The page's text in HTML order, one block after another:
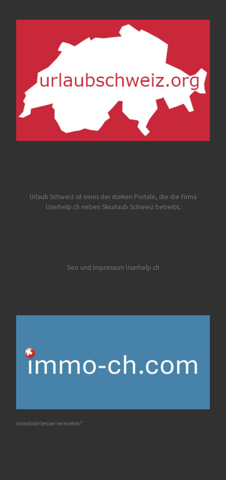
Urlaub Schweiz ist eines der starken Portale, die die Firma
Userhelp.ch neben Skiurlaub Schweiz betreibt.
Seo und Impressum Userhelp.ch
immobilie besser vermieten?